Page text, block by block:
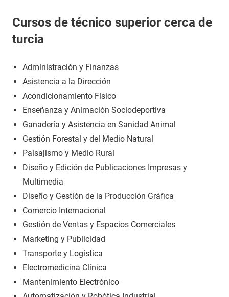
Cursos de técnico superior cerca de
turcia
Administración y Finanzas
Asistencia a la Dirección
Acondicionamiento Físico
Enseñanza y Animación Sociodeportiva
Ganadería y Asistencia en Sanidad Animal
Gestión Forestal y del Medio Natural
Paisajismo y Medio Rural
Diseño y Edición de Publicaciones Impresas y
Multimedia
Diseño y Gestión de la Producción Gráfica
Comercio Internacional
Gestión de Ventas y Espacios Comerciales
Marketing y Publicidad
Transporte y Logística
Electromedicina Clínica
Mantenimiento Electrónico